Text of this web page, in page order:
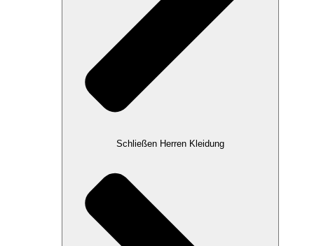
Schließen Herren Kleidung